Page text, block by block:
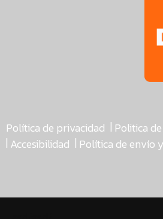
Política de privacidad | Politica
| Accesibilidad | Política de envío